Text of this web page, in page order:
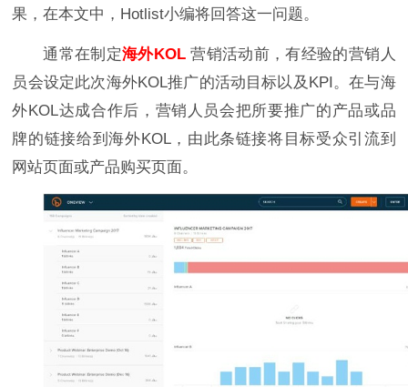
果，在本文中，Hotlist小编将回答这一问题。
通常在制定海外KOL 营销活动前，有经验的营销人
员会设定此次海外KOL推广的活动目标以及KPI。在与海
外KOL达成合作后，营销人员会把所要推广的产品或品
牌的链接给到海外KOL，由此条链接将目标受众引流到
网站页面或产品购买页面。